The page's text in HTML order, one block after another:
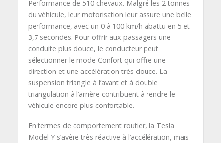
Performance de 510 chevaux. Malgré les 2 tonnes
du véhicule, leur motorisation leur assure une belle
performance, avec un 0 à 100 km/h abattu en 5 et
3,7 secondes. Pour offrir aux passagers une
conduite plus douce, le conducteur peut
sélectionner le mode Confort qui offre une
direction et une accélération très douce. La
suspension triangle à l’avant et à double
triangulation à l’arrière contribuent à rendre le
véhicule encore plus confortable.
En termes de comportement routier, la Tesla
Model Y s’avère très réactive à l’accélération, mais